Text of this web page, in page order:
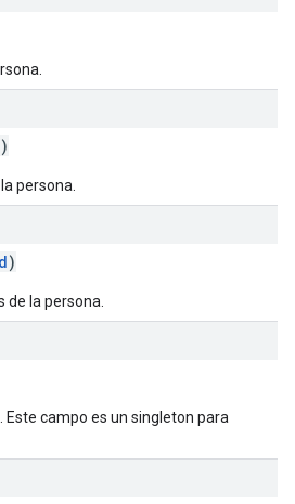
)
persona.
)
de la persona.
Este campo es un singleton para